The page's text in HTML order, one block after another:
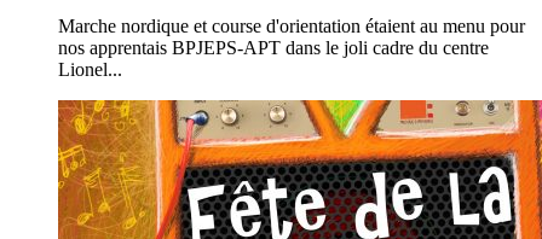
Marche nordique et course d'orientation étaient au menu pour
nos apprentais BPJEPS-APT dans le joli cadre du centre
Lionel...